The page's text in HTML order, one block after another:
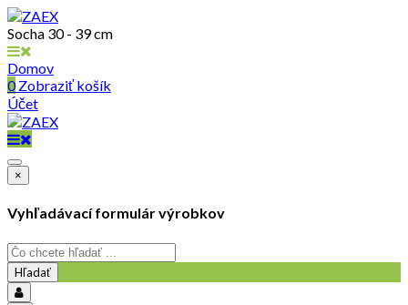
Socha 30 - 39 cm
Domov
0Zobraziť košík
Účet
×
Vyhľadávací formulár výrobkov
Hľadať